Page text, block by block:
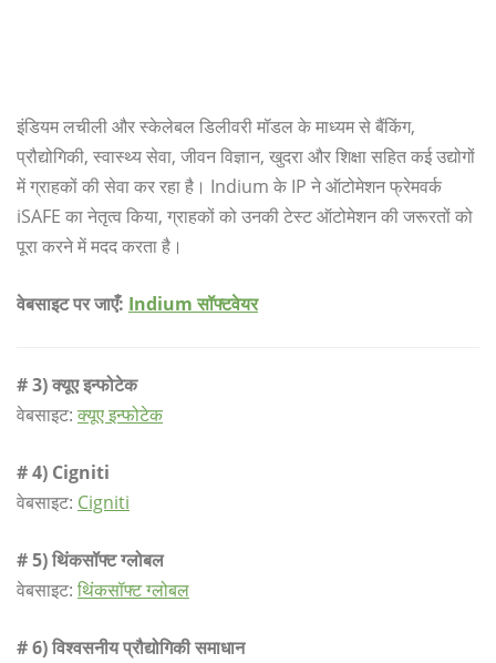
इंडियम लचीली और स्केलेबल डिलीवरी मॉडल के माध्यम से बैंकिंग,
प्रौद्योगिकी, स्वास्थ्य सेवा, जीवन विज्ञान, खुदरा और शिक्षा सहित कई उद्योगों
में ग्राहकों की सेवा कर रहा है। Indium के IP ने ऑटोमेशन फ्रेमवर्क
iSAFE का नेतृत्व किया, ग्राहकों को उनकी टेस्ट ऑटोमेशन की जरूरतों को
पूरा करने में मदद करता है।
वेबसाइट पर जाएँ: Indium सॉफ्टवेयर
# 3) क्यूए इन्फोटेक
वेबसाइट: क्यूए इन्फोटेक
# 4) Cigniti
वेबसाइट: Cigniti
# 5) थिंकसॉफ्ट ग्लोबल
वेबसाइट: थिंकसॉफ्ट ग्लोबल
# 6) विश्वसनीय प्रौद्योगिकी समाधान